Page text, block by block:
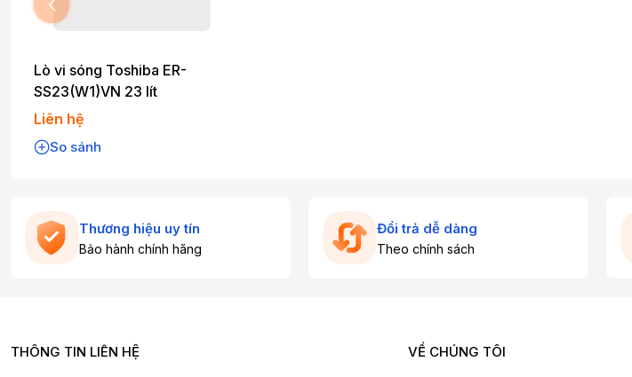
Lò vi sóng Toshiba ER-
SS23(W1)VN 23 lít
Liên hệ
So sánh
Thương hiệu uy tín
Bảo hành chính hãng
Đổi trả dễ dàng
Theo chính sách
THÔNG TIN LIÊN HỆ VỀ CHÚNG TÔI